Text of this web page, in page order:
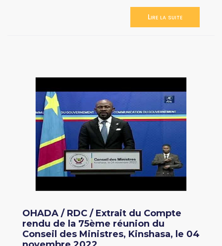
Lire la suite
OHADA / RDC / Extrait du Compte
rendu de la 75ème réunion du
Conseil des Ministres, Kinshasa, le 04